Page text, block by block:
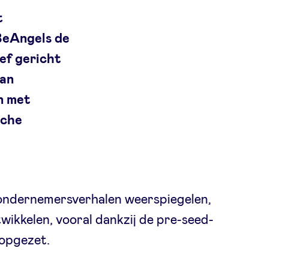
de
gericht
met
weerspiegelen,
vooral dankzij de pre-seed-